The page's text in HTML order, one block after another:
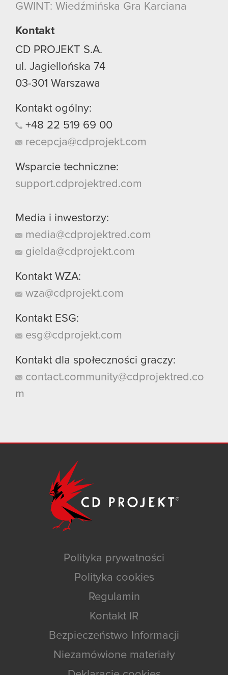
GWINT: Wiedźmińska Gra Karciana
Kontakt
CD PROJEKT S.A.
ul. Jagiellońska 74
03-301 Warszawa
Kontakt ogólny:
+48 22 519 69 00
recepcja@cdprojekt.com
Wsparcie techniczne:
support.cdprojektred.com
Media i inwestorzy:
media@cdprojektred.com
gielda@cdprojekt.com
Kontakt WZA:
wza@cdprojekt.com
Kontakt ESG:
esg@cdprojekt.com
Kontakt dla społeczności graczy:
contact.community@cdprojektred.co
m
Polityka prywatności
Polityka cookies
Regulamin
Kontakt IR
Bezpieczeństwo Informacji
Niezamówione materiały